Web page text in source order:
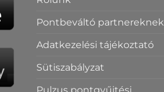
Pontbeváltó partnereknek
Adatkezelési tájékoztató
Sütiszabályzat